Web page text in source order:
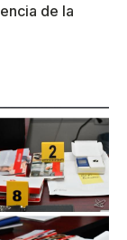
de la